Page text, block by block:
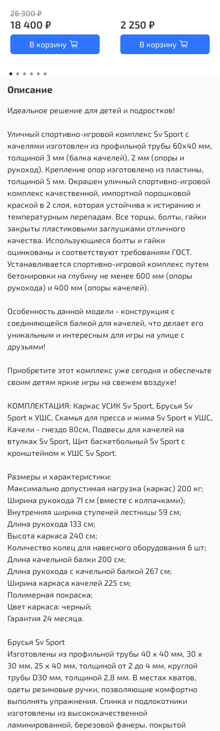
26 300 ₽
18 400 ₽
В корзину
2 250 ₽
В корзину
Описание
Идеальное решение для детей и подростков!
Уличный спортивно-игровой комплекс Sv Sport с
качелями изготовлен из профильной трубы 60х40 мм,
толщиной 3 мм (балка качелей), 2 мм (опоры и
рукоход). Крепление опор изготовлено из пластины,
толщиной 5 мм. Окрашен уличный спортивно-игровой
комплекс качественной, импортной порошковой
краской в 2 слоя, которая устойчива к истиранию и
температурным перепадам. Все торцы, болты, гайки
закрыты пластиковыми заглушками отличного
качества. Использующиеся болты и гайки
оцинкованы и соответствуют требованиям ГОСТ.
Устанавливается спортивно-игровой комплекс путем
бетонировки на глубину не менее 600 мм (опоры
рукохода) и 400 мм (опоры качелей).
Особенность данной модели - конструкция с
соединяющейся балкой для качелей, что делает его
уникальным и интересным для игры на улице с
друзьями!
Приобретите этот комплекс уже сегодня и обеспечьте
своим детям яркие игры на свежем воздухе!
КОМПЛЕКТАЦИЯ: Каркас УСИК Sv Sport, Брусья Sv
Sport к УШС, Скамья для пресса и жима Sv Sport к УШС,
Качели - гнездо 80см, Подвесы для качелей на
втулках Sv Sport, Щит баскетбольный Sv Sport c
кронштейном к УШС Sv Sport.
Размеры и характеристики:
Максимально допустимая нагрузка (каркас) 200 кг;
Ширина рукохода 71 см (вместе с колпачками);
Внутренняя ширина ступеней лестницы 59 см;
Длина рукохода 133 см;
Высота каркаса 240 см;
Количество колец для навесного оборудования 6 шт;
Длина качельной балки 200 см;
Длина рукохода с качельной балкой 267 см;
Ширина каркаса качелей 225 см;
Полимерная покраска;
Цвет каркаса: черный;
Гарантия 24 месяца.
Брусья Sv Sport
Изготовлены из профильной трубы 40 х 40 мм, 30 х
30 мм, 25 х 40 мм, толщиной от 2 до 4 мм, круглой
трубы D30 мм, толщиной 2,8 мм. В местах хватов,
одеты резиновые ручки, позволяющие комфортно
выполнять упражнения. Спинка и подлокотники
изготовлены из высококачественной
ламинированной, березовой фанеры, покрытой